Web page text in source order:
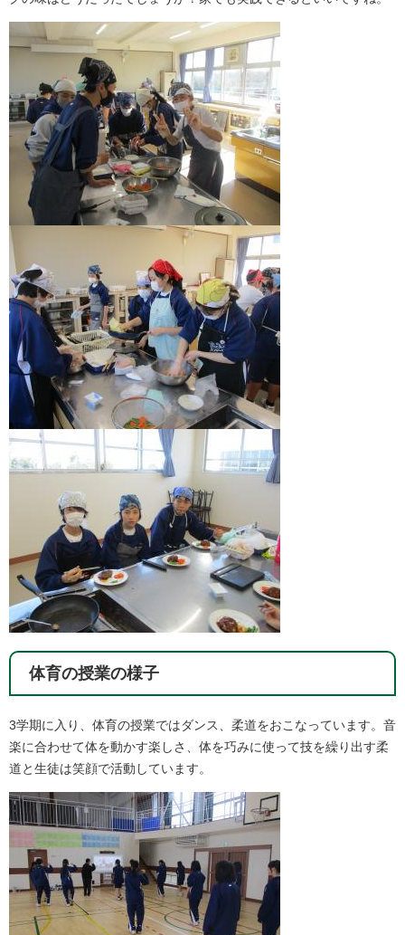
体育の授業の様子
3学期に入り、体育の授業ではダンス、柔道をおこなっています。音
楽に合わせて体を動かす楽しさ、体を巧みに使って技を繰り出す柔
道と生徒は笑顔で活動しています。